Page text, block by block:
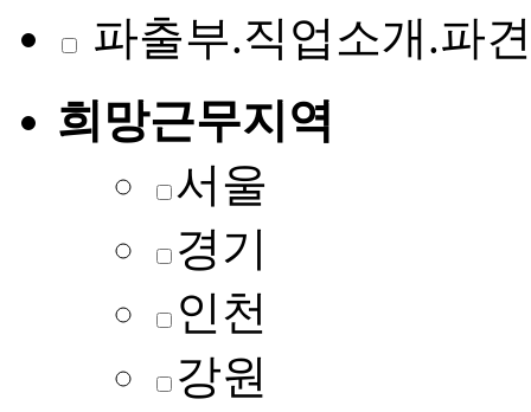
파출부.직업소개.파견
희망근무지역
서울
경기
인천
강원